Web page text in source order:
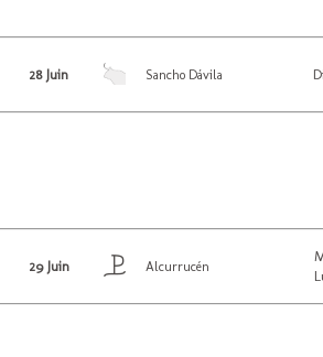
28 Juin Sancho Dávila
29 Juin Alcurrucén